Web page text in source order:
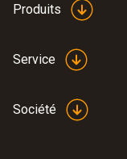
Produits
Service
Société